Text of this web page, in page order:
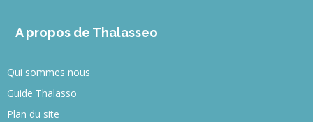
A propos de Thalasseo
Qui sommes nous
Guide Thalasso
Plan du site